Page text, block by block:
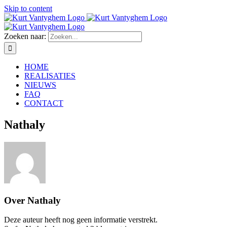
Skip to content
Zoeken naar:
HOME
REALISATIES
NIEUWS
FAQ
CONTACT
Nathaly
Over Nathaly
Deze auteur heeft nog geen informatie verstrekt.